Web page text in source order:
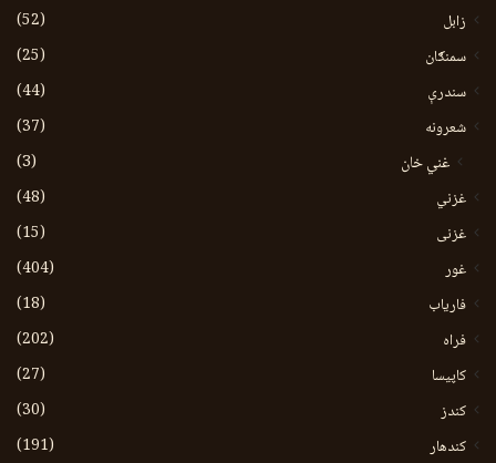
زابل
(52)
سمنګان
(25)
سندرې
(44)
شعرونه
(37)
غني خان
(3)
غزني
(48)
غزنی
(15)
غور
(404)
فاریاب
(18)
فراه
(202)
کاپیسا
(27)
کندز
(30)
کندهار
(191)